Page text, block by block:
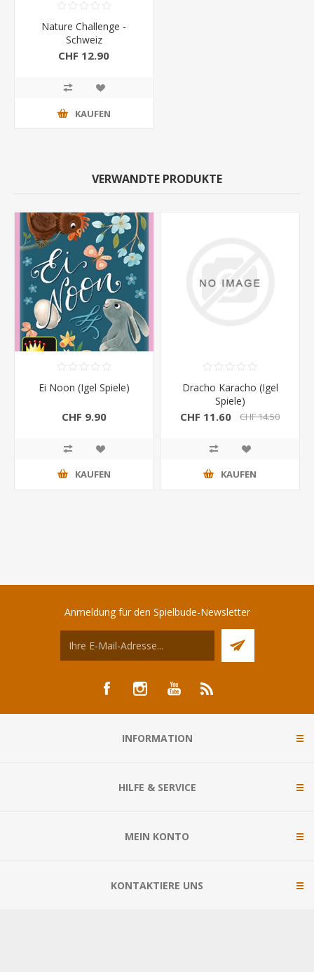
Nature Challenge -
Schweiz
CHF 12.90
KAUFEN
VERWANDTE PRODUKTE
Ei Noon (Igel Spiele)
CHF 9.90
KAUFEN
Dracho Karacho (Igel
Spiele)
CHF 11.60 CHF 14.50
KAUFEN
Anmeldung für den Spielbude-Newsletter
INFORMATION
HILFE & SERVICE
MEIN KONTO
KONTAKTIERE UNS